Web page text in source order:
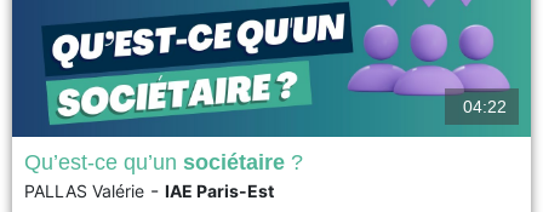
Un sociétaire est une personne physique ou morale qui détient des parts
04:22
Qu’est-ce qu’un sociétaire ?
PALLAS Valérie - IAE Paris-Est